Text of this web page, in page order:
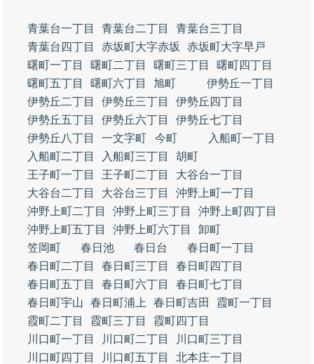
青葉台一丁目 青葉台二丁目
青葉台三丁目
青葉台四丁目
赤坂町大字赤坂
赤坂町大字早戸
曙町一丁目
曙町二丁目 曙町三丁目
曙町四丁目
曙町五丁目
曙町六丁目 旭町
伊勢丘一丁目
伊勢丘二丁目
伊勢丘三丁目
伊勢丘四丁目
伊勢丘五丁目
伊勢丘六丁目
伊勢丘七丁目
伊勢丘八丁目
一文字町 今町
入船町一丁目
入船町二丁目
入船町三丁目
胡町
王子町一丁目
王子町二丁目
大谷台一丁目
大谷台二丁目
大谷台三丁目
沖野上町一丁目
沖野上町二丁目
沖野上町三丁目
沖野上町四丁目
沖野上町五丁目
沖野上町六丁目
卸町
笠岡町
春日池 春日台
春日町一丁目
春日町二丁目
春日町三丁目
春日町四丁目
春日町五丁目
春日町六丁目
春日町七丁目
春日町宇山
春日町浦上 春日町吉田
霞町一丁目
霞町二丁目
霞町三丁目
霞町四丁目
川口町一丁目
川口町二丁目
川口町三丁目
川口町四丁目
川口町五丁目
北本庄一丁目